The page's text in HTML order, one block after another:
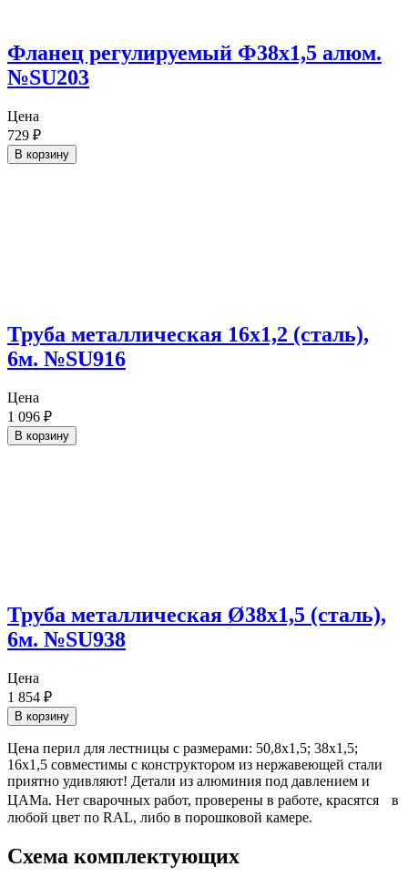
Фланец регулируемый Ф38х1,5 алюм.
№SU203
Цена
729 ₽
В корзину
Труба металлическая 16х1,2 (сталь),
6м. №SU916
Цена
1 096 ₽
В корзину
Труба металлическая Ø38х1,5 (сталь),
6м. №SU938
Цена
1 854 ₽
В корзину
Цена перил для лестницы с размерами: 50,8х1,5; 38х1,5;
16х1,5 совместимы с конструктором из нержавеющей стали
приятно удивляют! Детали из алюминия под давлением и
ЦАМа. Нет сварочных работ, проверены в работе, красятся в
любой цвет по RAL, либо в порошковой камере.
Схема комплектующих